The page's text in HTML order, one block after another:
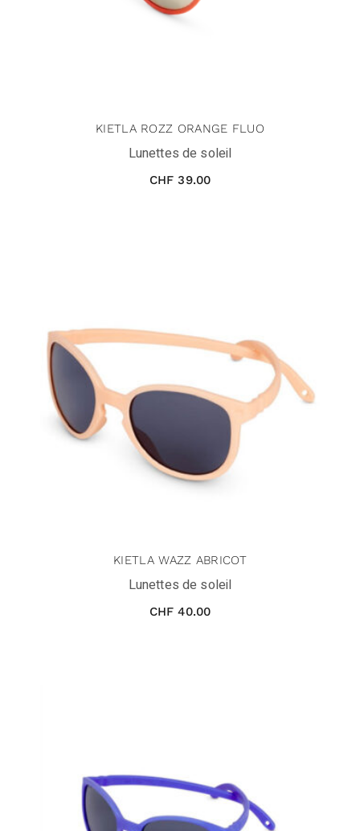
KIETLA ROZZ ORANGE FLUO
Lunettes de soleil
CHF 39.00
KIETLA WAZZ ABRICOT
Lunettes de soleil
CHF 40.00